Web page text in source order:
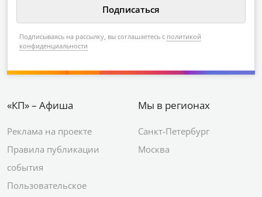
Подписываясь на рассылку, вы соглашаетесь с политикой
конфиденциальности
«КП» – Афиша
Реклама на проекте
Правила публикации
события
Пользовательское
Мы в регионах
Санкт-Петербург
Москва